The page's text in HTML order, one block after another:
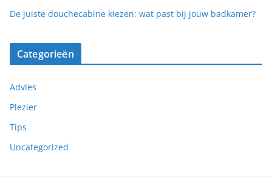
De juiste douchecabine kiezen: wat past bij jouw badkamer?
Categorieën
Advies
Plezier
Tips
Uncategorized